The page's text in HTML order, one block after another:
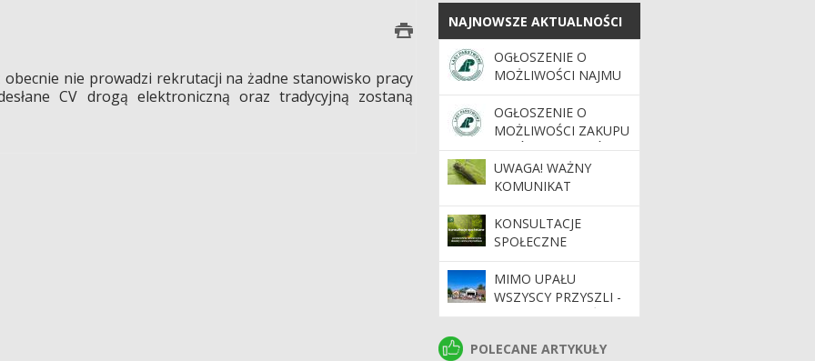
nie prowadzi rekrutacji na żadne stanowisko pracy
CV drogą elektroniczną oraz tradycyjną zostaną
NAJNOWSZE AKTUALNOŚCI
NAJNOWSZE AKTUALNOŚCI
OGŁOSZENIE O
MOŻLIWOŚCI NAJMU
GRUNTU
OGŁOSZENIE O
MOŻLIWOŚCI ZAKUPU
LASÓW I GRUNTÓW
PRZEZNACZONYCH
DO ZALESIENIA
UWAGA! WAŻNY
KOMUNIKAT
DOTYCZĄCY
PRIORYTETOWEGO
AGROFAGA
KWARANTANNOWEGO
OPIĘTKA
JESIONOWCA
KONSULTACJE
SPOŁECZNE
MIMO UPAŁU
WSZYSCY PRZYSZLI -
15. MIELECKI LEŚNY
ROWEROWY ZA NAMI
POLECANE ARTYKUŁY
POLECANE ARTYKUŁY